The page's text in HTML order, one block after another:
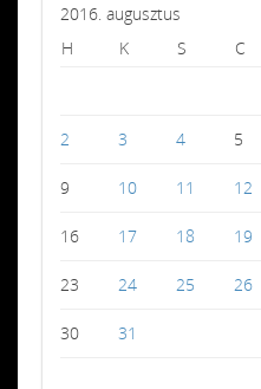
2016. augusztus
H
K S C
2 3 4 5
9 10 11 12
16 17 18 19
23 24 25 26
30 31